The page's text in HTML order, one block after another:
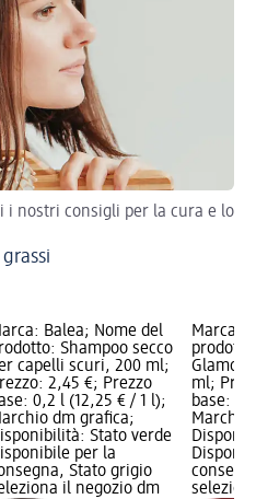
i nostri consigli per la cura e lo
Balea; Nome del
Shampoo secco
capelli scuri, 200 ml;
2,45 €; Prezzo
0,2 l (12,25 € / 1 l);
dm grafica;
Stato verde
per la
Stato grigio
il negozio dm
Marca:
ml;
base:
Marchio